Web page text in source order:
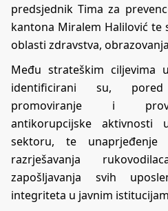
predsjednik Tima za
kantona Miralem Halilović
oblasti zdravstva,
Među strateškim ciljevima
identificirani su,
promoviranje i
antikorupcijske
sektoru, te unaprjeđenje
razrješavanja
zapošljavanja svih
integriteta u javnim